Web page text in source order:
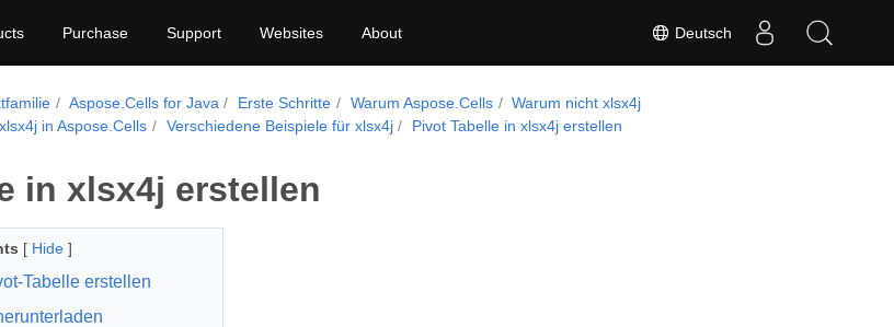
Deutsch
Purchase Support Websites About
Aspose.Cells for Java Erste Schritte Warum Aspose.Cells
Warum nicht xlsx4j
in Aspose.Cells
Verschiedene Beispiele für xlsx4j Pivot Tabelle in xlsx4j erstellen
in xlsx4j erstellen
[ Hide ]
Tabelle erstellen